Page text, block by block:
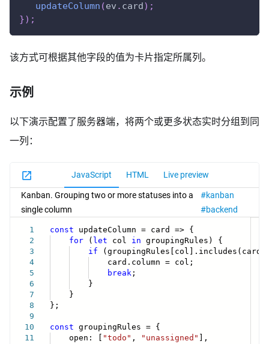
updateColumn (ev . card) ;
}) ;
该方式可根据其他字段的值为卡片指定所属列。
示例
以下演示配置了服务器端，将两个或更多状态实时分组到同
一列：